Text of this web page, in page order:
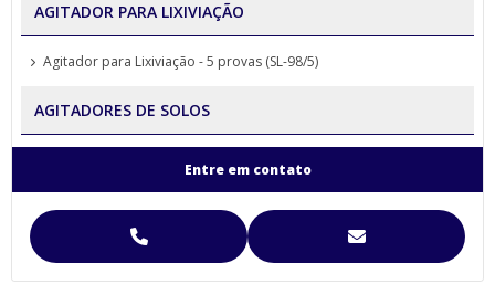
AGITADOR PARA LIXIVIAÇÃO
Agitador para Lixiviação - 5 provas (SL-98/5)
AGITADORES DE SOLOS
Agitador para Separação de Agregados de Solo Yoder
Entre em contato